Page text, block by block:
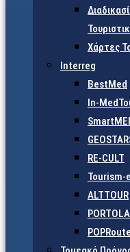
Χάρτες
Interreg
BestMed
In-
RE-CULT
Tourism-e
ALTTOUR